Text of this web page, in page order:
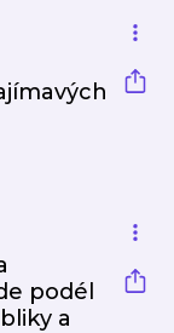
podél
a